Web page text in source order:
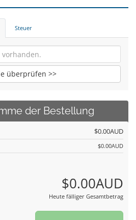
Steuer
überprüfen >>
der Bestellung
$0.00AUD
$0.00AUD
$0.00AUD
Heute fälliger Gesamtbetrag